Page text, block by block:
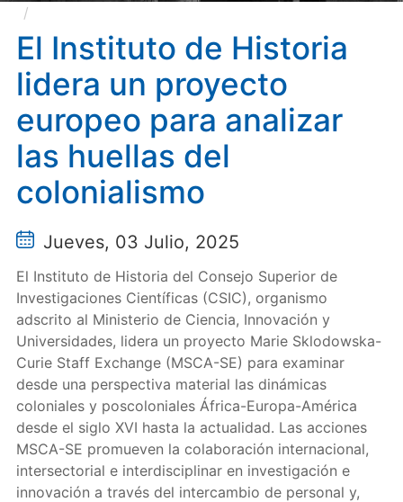
para analizar las huellas del colonialismo
El Instituto de Historia
lidera un proyecto
europeo para analizar
las huellas del
colonialismo
Jueves, 03 Julio, 2025
El Instituto de Historia del Consejo Superior de
Investigaciones Científicas (CSIC), organismo
adscrito al Ministerio de Ciencia, Innovación y
Universidades, lidera un proyecto Marie Sklodowska-
Curie Staff Exchange (MSCA-SE) para examinar
desde una perspectiva material las dinámicas
coloniales y poscoloniales África-Europa-América
desde el siglo XVI hasta la actualidad. Las acciones
MSCA-SE promueven la colaboración internacional,
intersectorial e interdisciplinar en investigación e
innovación a través del intercambio de personal y,